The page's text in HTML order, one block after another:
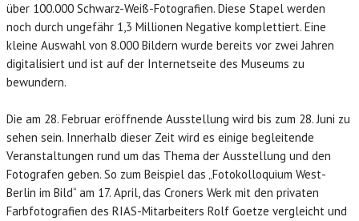
über 100.000 Schwarz-Weiß-Fotografien. Diese Stapel werden
noch durch ungefähr 1,3 Millionen Negative komplettiert. Eine
kleine Auswahl von 8.000 Bildern wurde bereits vor zwei Jahren
digitalisiert und ist auf der Internetseite des Museums zu
bewundern.
Die am 28. Februar eröffnende Ausstellung wird bis zum 28. Juni zu
sehen sein. Innerhalb dieser Zeit wird es einige begleitende
Veranstaltungen rund um das Thema der Ausstellung und den
Fotografen geben. So zum Beispiel das „Fotokolloquium West-
Berlin im Bild“ am 17. April, das Croners Werk mit den privaten
Farbfotografien des RIAS-Mitarbeiters Rolf Goetze vergleicht und